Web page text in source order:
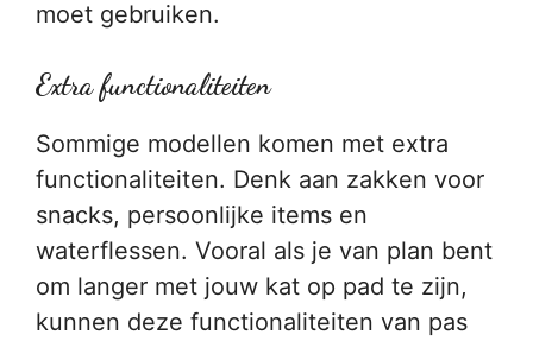
moet gebruiken.
Extra functionaliteiten
Sommige modellen komen met extra
functionaliteiten. Denk aan zakken voor
snacks, persoonlijke items en
waterflessen. Vooral als je van plan bent
om langer met jouw kat op pad te zijn,
kunnen deze functionaliteiten van pas